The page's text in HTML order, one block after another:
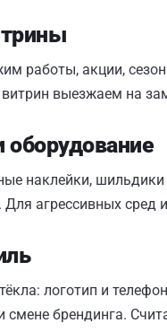
работы, акции,
выезжаем на
оборудование
наклейки,
агрессивных сред
логотип и
смене брендинга.